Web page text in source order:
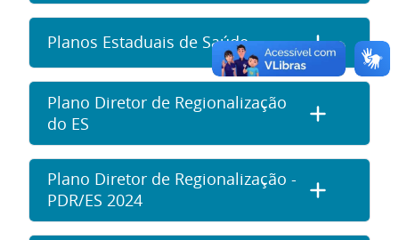
Planos Estaduais de Saúde
Plano Diretor de Regionalização
do ES
Plano Diretor de Regionalização -
PDR/ES 2024